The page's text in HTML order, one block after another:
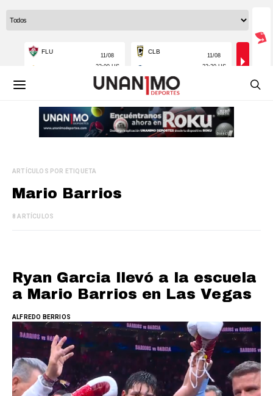
ARTÍCULOS POR ETIQUETA
Mario Barrios
8 ARTÍCULOS
Ryan Garcia llevó a la escuela
a Mario Barrios en Las Vegas
ALFREDO BERRIOS